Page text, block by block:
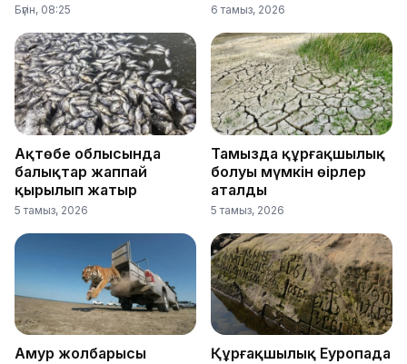
Бүгін, 08:25 6 тамыз, 2026
Ақтөбе облысында
балықтар жаппай
қырылып жатыр
5 тамыз, 2026
Тамызда құрғақшылық
болуы мүмкін өңірлер
аталды
5 тамыз, 2026
Амур жолбарысы
Құрғақшылық Еуропада